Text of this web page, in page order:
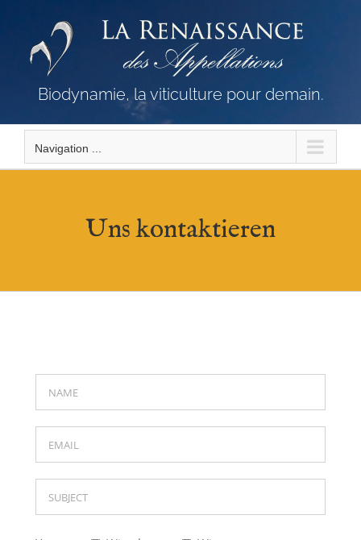
content
Biodynamie, la viticulture pour demain.
Navigation ...
Uns kontaktieren